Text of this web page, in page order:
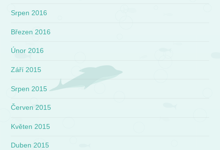
Srpen 2016
Březen 2016
Únor 2016
Září 2015
Srpen 2015
Červen 2015
Květen 2015
Duben 2015